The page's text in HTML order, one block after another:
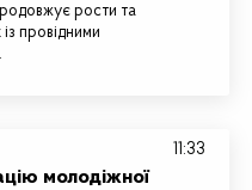
рости та
провідними
молодіжної
11:33